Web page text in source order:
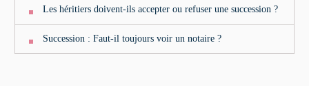
Les héritiers doivent-ils accepter ou refuser une succession ?
Succession : Faut-il toujours voir un notaire ?